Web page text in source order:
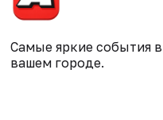
Самые яркие события в
вашем городе.